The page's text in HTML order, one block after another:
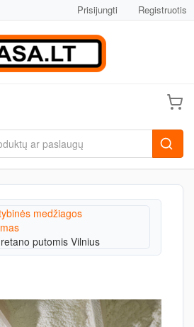
Prisijungti Registruotis
medžiagos
putomis Vilnius